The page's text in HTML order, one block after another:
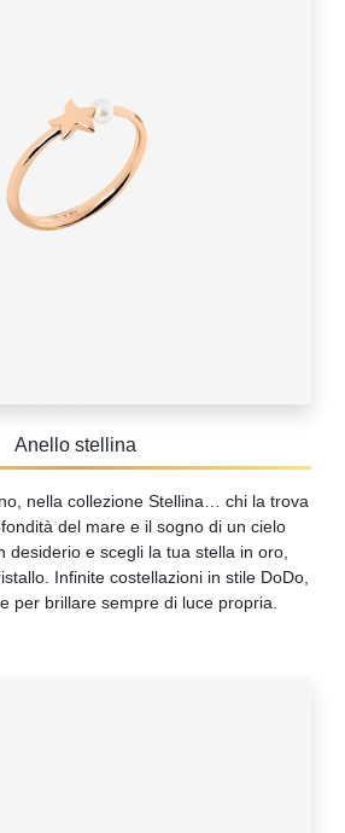
Anello stellina
nella collezione Stellina… chi la trova
del mare e il sogno di un cielo
desiderio e scegli la tua stella in oro,
Infinite costellazioni in stile DoDo,
per brillare sempre di luce propria.